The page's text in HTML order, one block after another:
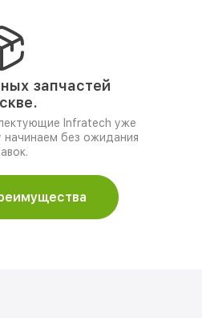
запчастей
Infratech уже
без ожидания